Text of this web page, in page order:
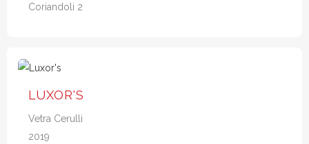
Coriandoli 2
LUXOR'S
Vetra Cerulli
2019